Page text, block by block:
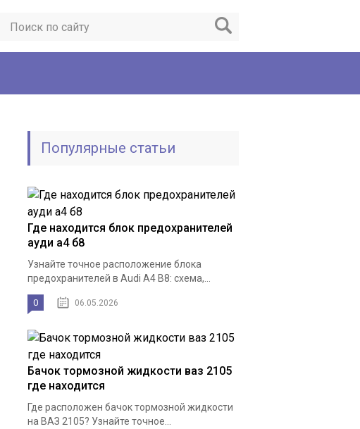
Популярные статьи
Где находится блок предохранителей
ауди а4 б8
Узнайте точное расположение блока
предохранителей в Audi A4 B8: схема,...
0 06.05.2026
Бачок тормозной жидкости ваз 2105
где находится
Где расположен бачок тормозной жидкости
на ВАЗ 2105? Узнайте точное...